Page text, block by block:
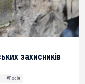
захисників
#Росія